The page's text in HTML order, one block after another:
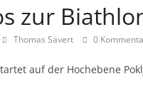
zur
Thomas Sävert 0
auf der Hochebene